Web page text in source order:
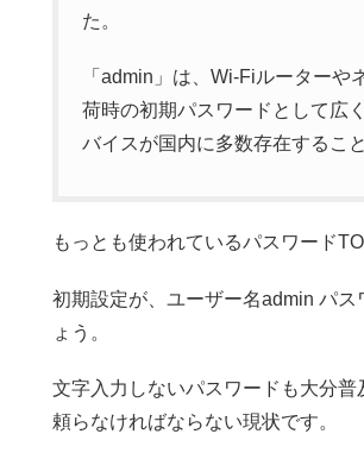
た。
「admin」は、Wi‑Fiルーター
荷時の初期パスワードとして広
バイスが国内に多数存在するこ
もっとも使われているパスワード
初期設定が、ユーザー名admin パ
ょう。
文字入力しないパスワードも大分
頼らなければならない現状です。